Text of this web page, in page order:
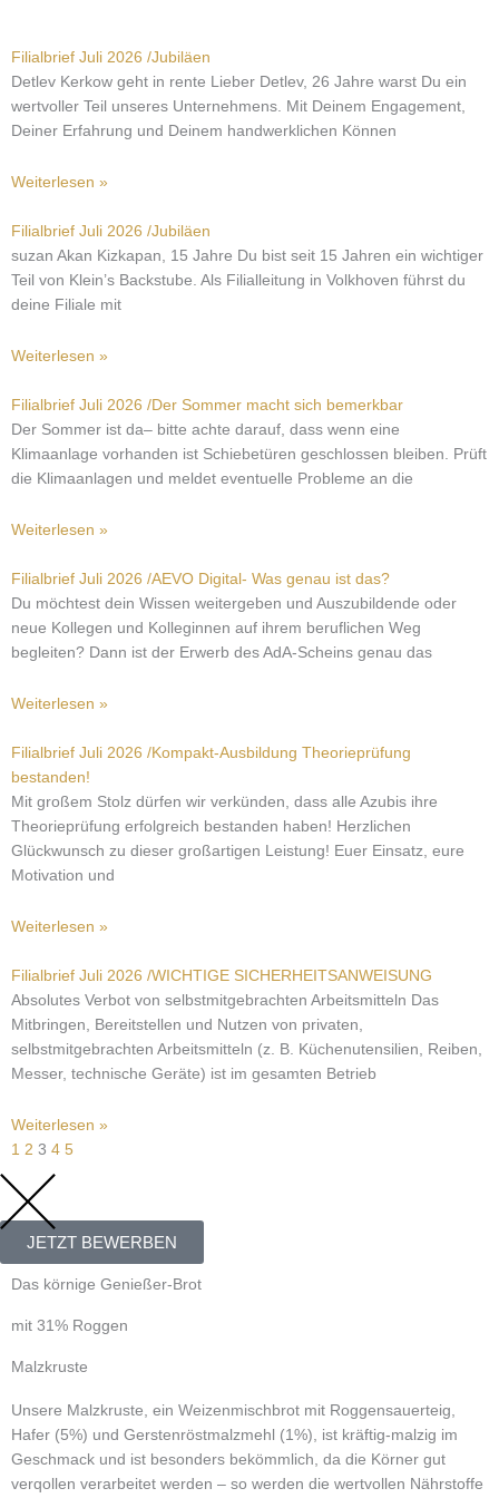
Filialbrief Juli 2026 /Jubiläen
Detlev Kerkow geht in rente Lieber Detlev, 26 Jahre warst Du ein
wertvoller Teil unseres Unternehmens. Mit Deinem Engagement,
Deiner Erfahrung und Deinem handwerklichen Können
Weiterlesen »
Filialbrief Juli 2026 /Jubiläen
suzan Akan Kizkapan, 15 Jahre Du bist seit 15 Jahren ein wichtiger
Teil von Klein’s Backstube. Als Filialleitung in Volkhoven führst du
deine Filiale mit
Weiterlesen »
Filialbrief Juli 2026 /Der Sommer macht sich bemerkbar
Der Sommer ist da– bitte achte darauf, dass wenn eine
Klimaanlage vorhanden ist Schiebetüren geschlossen bleiben. Prüft
die Klimaanlagen und meldet eventuelle Probleme an die
Weiterlesen »
Filialbrief Juli 2026 /AEVO Digital- Was genau ist das?
Du möchtest dein Wissen weitergeben und Auszubildende oder
neue Kollegen und Kolleginnen auf ihrem beruflichen Weg
begleiten? Dann ist der Erwerb des AdA-Scheins genau das
Weiterlesen »
Filialbrief Juli 2026 /Kompakt-Ausbildung Theorieprüfung
bestanden!
Mit großem Stolz dürfen wir verkünden, dass alle Azubis ihre
Theorieprüfung erfolgreich bestanden haben! Herzlichen
Glückwunsch zu dieser großartigen Leistung! Euer Einsatz, eure
Motivation und
Weiterlesen »
Filialbrief Juli 2026 /WICHTIGE SICHERHEITSANWEISUNG
Absolutes Verbot von selbstmitgebrachten Arbeitsmitteln Das
Mitbringen, Bereitstellen und Nutzen von privaten,
selbstmitgebrachten Arbeitsmitteln (z. B. Küchenutensilien, Reiben,
Messer, technische Geräte) ist im gesamten Betrieb
Weiterlesen »
1 2 3 4 5
JETZT BEWERBEN
Das körnige Genießer-Brot
mit 31% Roggen
Malzkruste
Unsere Malzkruste, ein Weizenmischbrot mit Roggensauerteig,
Hafer (5%) und Gerstenröstmalzmehl (1%), ist kräftig-malzig im
Geschmack und ist besonders bekömmlich, da die Körner gut
verqollen verarbeitet werden – so werden die wertvollen Nährstoffe